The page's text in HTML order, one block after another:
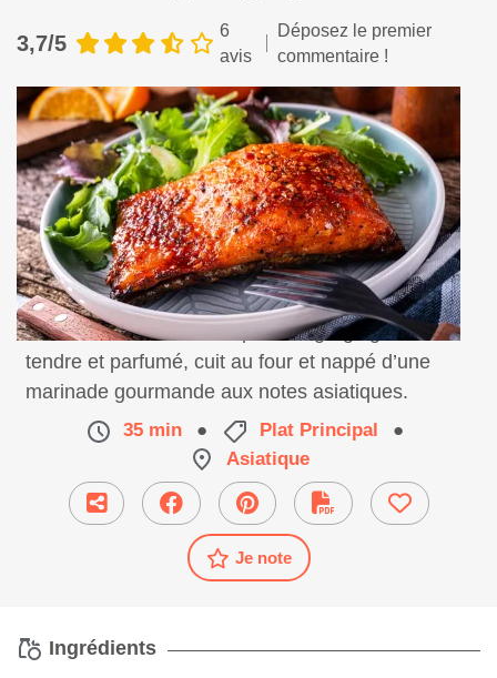
3,7/5
6
avis
Déposez le premier
commentaire !
Savourez un saumon laqué orange-gingembre,
tendre et parfumé, cuit au four et nappé d’une
marinade gourmande aux notes asiatiques.
35 min ● Plat Principal
●
Asiatique
Je note
Ingrédients